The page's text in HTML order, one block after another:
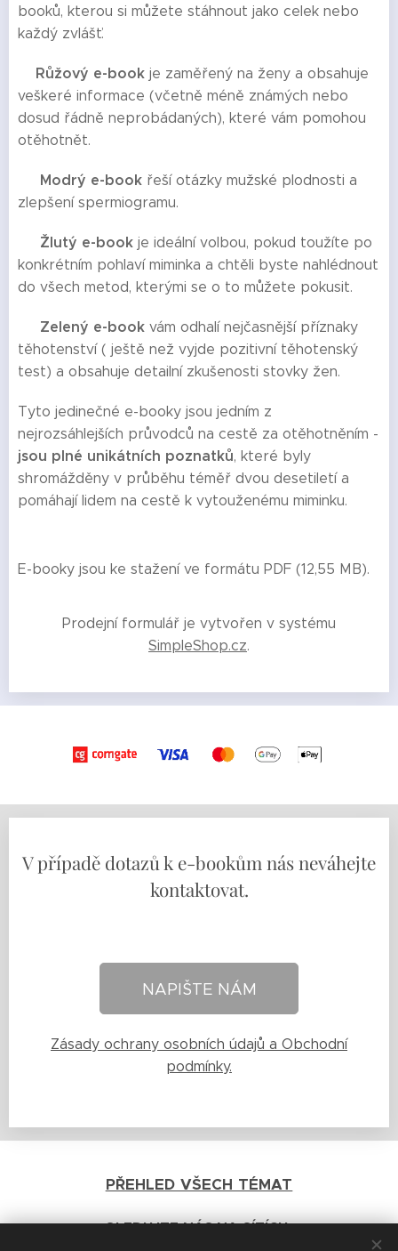
booků, kterou si můžete stáhnout jako celek nebo
každý zvlášť.
Růžový e-book je zaměřený na ženy a obsahuje
veškeré informace (včetně méně známých nebo
dosud řádně neprobádaných), které vám pomohou
otěhotnět.
Modrý e-book řeší otázky mužské plodnosti a
zlepšení spermiogramu.
Žlutý e-book je ideální volbou, pokud toužíte po
konkrétním pohlaví miminka a chtěli byste nahlédnout
do všech metod, kterými se o to můžete pokusit.
Zelený e-book vám odhalí nejčasnější příznaky
těhotenství ( ještě než vyjde pozitivní těhotenský
test) a obsahuje detailní zkušenosti stovky žen.
Tyto jedinečné e-booky jsou jedním z
nejrozsáhlejších průvodců na cestě za otěhotněním -
jsou plné unikátních poznatků, které byly
shromážděny v průběhu téměř dvou desetiletí a
pomáhají lidem na cestě k vytouženému miminku.
E-booky jsou ke stažení ve formátu PDF (12,55 MB).
Prodejní formulář je vytvořen v systému
SimpleShop.cz.
V případě dotazů k e-bookům nás neváhejte
kontaktovat.
NAPIŠTE NÁM
Zásady ochrany osobních údajů a Obchodní
podmínky.
PŘEHLED VŠECH TÉMAT
SLEDUJTE NÁS NA SÍTÍCH